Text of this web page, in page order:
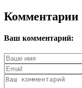
Комментарии
Ваш комментарий: